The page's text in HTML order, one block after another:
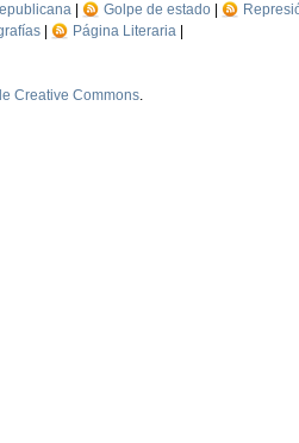
Golpe de estado
Página Literaria
Creative Commons.